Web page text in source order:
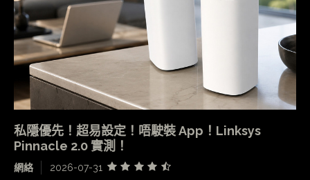
私隱優先！超易設定！唔駛裝 App！Linksys
Pinnacle 2.0 實測！
網絡 2026-07-31